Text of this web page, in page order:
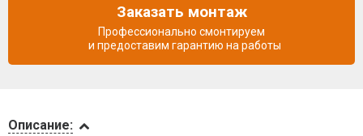
Описание:
Заказать монтаж
Профессионально смонтируем
и предоставим гарантию на работы